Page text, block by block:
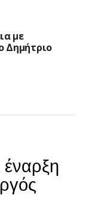
με
Δημήτριο
έναρξη